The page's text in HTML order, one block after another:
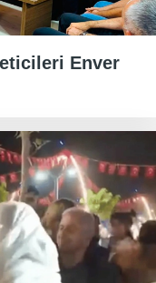
Enver